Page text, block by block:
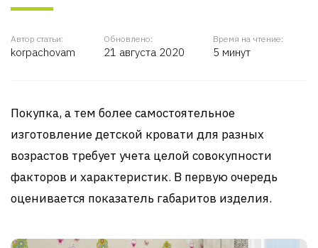
Автор статьи:
korpachovam
Обновлено:
21 августа 2020
Время на чтение:
5 минут
Покупка, а тем более самостоятельное
изготовление детской кровати для разных
возрастов требует учета целой совокупности
факторов и характеристик. В первую очередь
оценивается показатель габаритов изделия.